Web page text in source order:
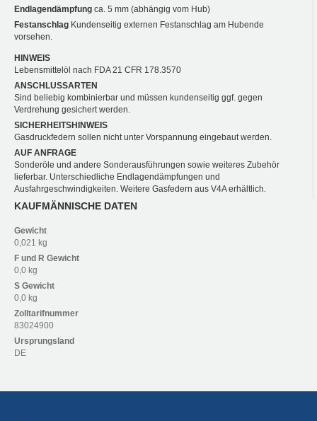
Endlagendämpfung ca. 5 mm (abhängig vom Hub)
Festanschlag Kundenseitig externen Festanschlag am Hubende
vorsehen.
HINWEIS
Lebensmittelöl nach FDA 21 CFR 178.3570
ANSCHLUSSARTEN
Sind beliebig kombinierbar und müssen kundenseitig ggf. gegen
Verdrehung gesichert werden.
SICHERHEITSHINWEIS
Gasdruckfedern sollen nicht unter Vorspannung eingebaut werden.
AUF ANFRAGE
Sonderöle und andere Sonderausführungen sowie weiteres Zubehör
lieferbar. Unterschiedliche Endlagendämpfungen und
Ausfahrgeschwindigkeiten. Weitere Gasfedern aus V4A erhältlich.
KAUFMÄNNISCHE DATEN
Gewicht
0,021 kg
F und R Gewicht
0,0 kg
S Gewicht
0,0 kg
Zolltarifnummer
83024900
Ursprungsland
DE